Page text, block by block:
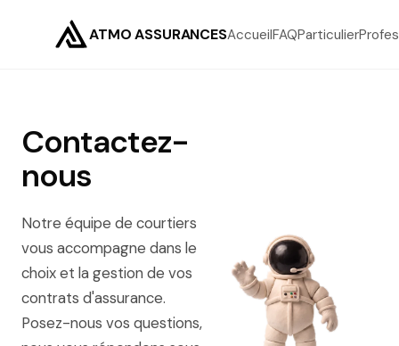
ATMO ASSURANCESAccueilFAQParticulier
Contactez-
nous
Notre équipe de courtiers
vous accompagne dans le
choix et la gestion de vos
contrats d'assurance.
Posez-nous vos questions,